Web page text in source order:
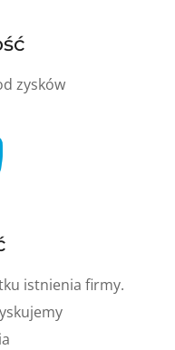
zysków
istnienia firmy.